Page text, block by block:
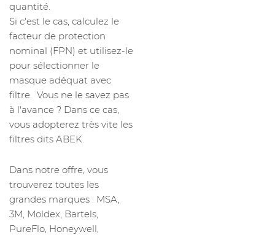
quantité.
Si c'est le cas, calculez le
facteur de protection
nominal (FPN) et utilisez-le
pour sélectionner le
masque adéquat avec
filtre. Vous ne le savez pas
à l'avance ? Dans ce cas,
vous adopterez très vite les
filtres dits ABEK.
Dans notre offre, vous
trouverez toutes les
grandes marques : MSA,
3M, Moldex, Bartels,
PureFlo, Honeywell,